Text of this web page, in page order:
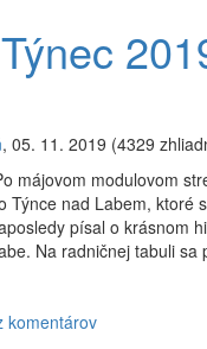
, 05. 11. 2019 (4329
májovom modulovom
Týnce nad Labem, ktoré
písal o krásnom
Na radničnej tabuli
komentárov